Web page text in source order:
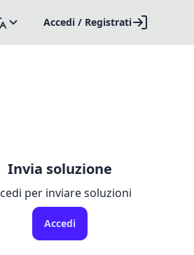
Accedi / Registrati
Invia soluzione
per inviare soluzioni
Accedi